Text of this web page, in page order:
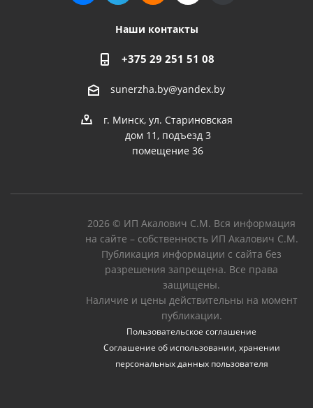
Наши контакты
+375 29 251 51 08
sunerzha.by@yandex.by
г. Минск, ул. Стариновская
дом 11, подъезд 3
помещение 36
2026 © ИП Акалович С.М. Вся информация
на сайте – собственность ИП Акалович С.М.
Публикация информации с сайта без
разрешения запрещена. Все права
защищены.
Наличие и цены действительны на момент
публикации.
Пользовательское соглашение
Соглашение об использовании, хранении
персональных данных пользователя